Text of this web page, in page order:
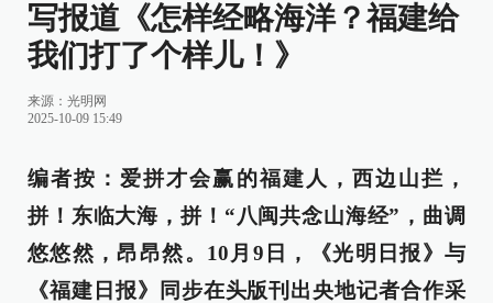
写报道《怎样经略海洋？福建给
我们打了个样儿！》
来源： 光明网
2025-10-09 15:49
编者按：爱拼才会赢的福建人，西边山拦，
拼！东临大海，拼！“八闽共念山海经”，曲调
悠悠然，昂昂然。10月9日，《光明日报》与
《福建日报》同步在头版刊出央地记者合作采